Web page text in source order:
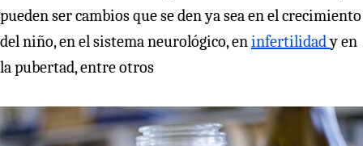
pueden ser cambios que se den ya sea en el crecimiento
del niño, en el sistema neurológico, eninfertilidady en
la pubertad, entre otros